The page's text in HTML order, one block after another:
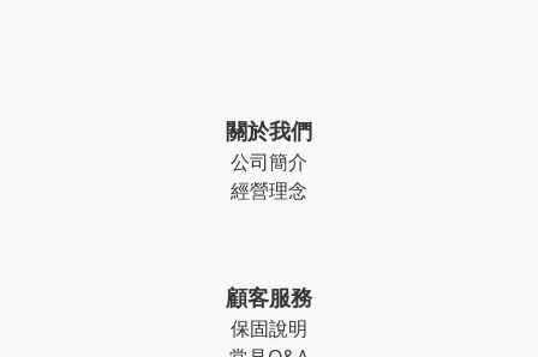
關於我們
公司簡介
經營理念
顧客服務
保固說明